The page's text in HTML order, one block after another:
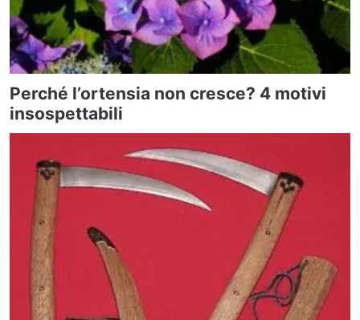
Perché l’ortensia non cresce? 4 motivi
insospettabili